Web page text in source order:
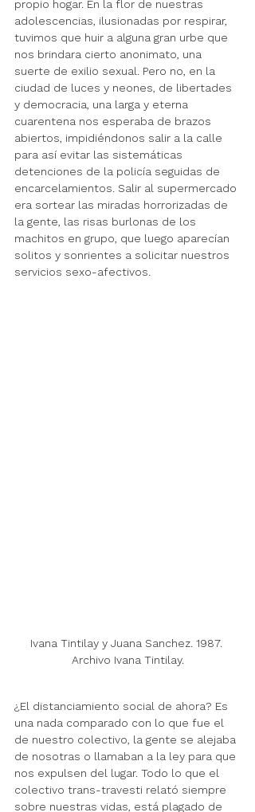
propio hogar. En la flor de nuestras
adolescencias, ilusionadas por respirar,
tuvimos que huir a alguna gran urbe que
nos brindara cierto anonimato, una
suerte de exilio sexual. Pero no, en la
ciudad de luces y neones, de libertades
y democracia, una larga y eterna
cuarentena nos esperaba de brazos
abiertos, impidiéndonos salir a la calle
para así evitar las sistemáticas
detenciones de la policía seguidas de
encarcelamientos. Salir al supermercado
era sortear las miradas horrorizadas de
la gente, las risas burlonas de los
machitos en grupo, que luego aparecían
solitos y sonrientes a solicitar nuestros
servicios sexo-afectivos.
Ivana Tintilay y Juana Sanchez. 1987.
Archivo Ivana Tintilay.
¿El distanciamiento social de ahora? Es
una nada comparado con lo que fue el
de nuestro colectivo, la gente se alejaba
de nosotras o llamaban a la ley para que
nos expulsen del lugar. Todo lo que el
colectivo trans-travesti relató siempre
sobre nuestras vidas, está plagado de